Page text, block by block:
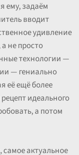
ему, задаём
вводит
удивление
не просто
технологии —
— гениально
её ещё более
идеального
а потом
актуальное